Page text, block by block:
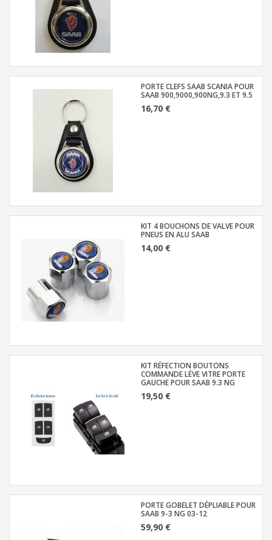
PORTE CLEFS SAAB SCANIA POUR
SAAB 900,9000,900NG,9.3 ET 9.5
16,70 €
KIT 4 BOUCHONS DE VALVE POUR
PNEUS EN ALU SAAB
14,00 €
KIT RÉFECTION BOUTONS
COMMANDE LÉVE VITRE PORTE
GAUCHE POUR SAAB 9.3 NG
19,50 €
PORTE GOBELET DÉPLIABLE POUR
SAAB 9-3 NG 03-12
59,90 €